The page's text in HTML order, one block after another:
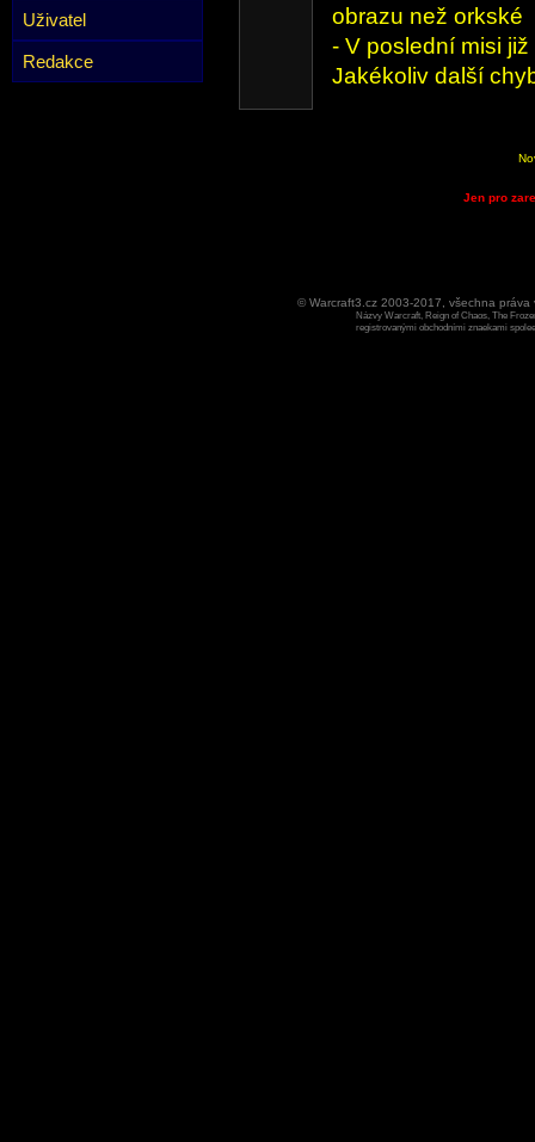
Uživatel
Redakce
obrazu než orkské
- V poslední misi
Jakékoliv další
Jen pro
© Warcraft3.cz 2003-2017, všechna
Názvy Warcraft, Reign of Chaos, The
registrovanými obchodními znaekami